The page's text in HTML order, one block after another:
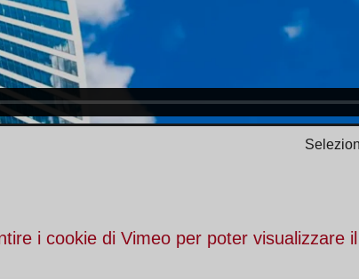
i cookie di Vimeo per poter visualizzare